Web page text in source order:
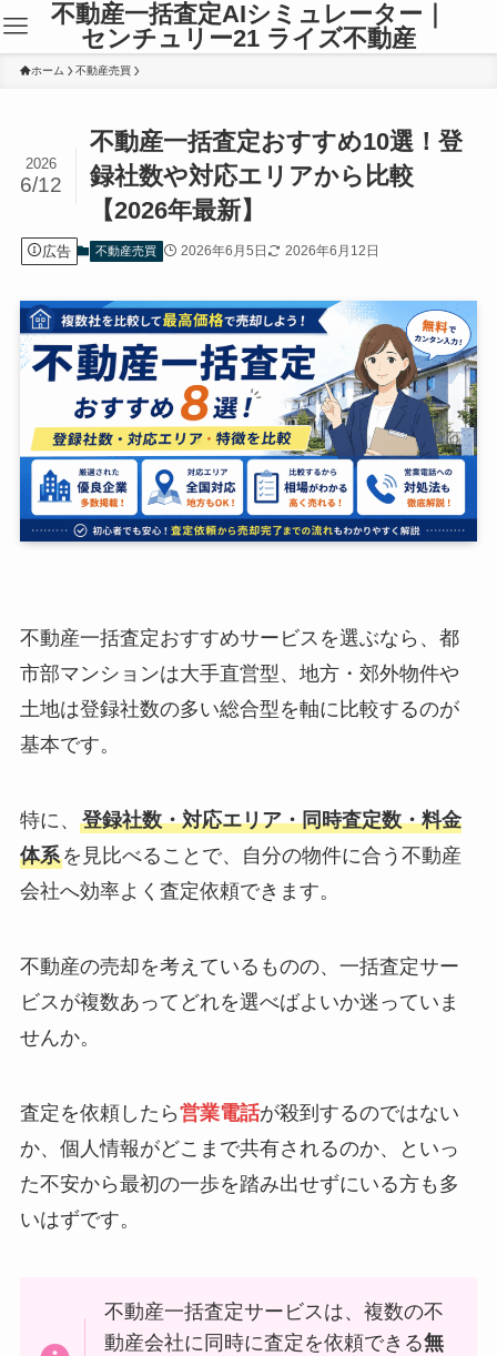
不動産一括査定AIシミュレーター｜
センチュリー21 ライズ不動産
ホーム 不動産売買
不動産一括査定おすすめ10選！登
録社数や対応エリアから比較
【2026年最新】
2026
6/12
広告 不動産売買 2026年6月5日 2026年6月12日
不動産一括査定おすすめサービスを選ぶなら、都
市部マンションは大手直営型、地方・郊外物件や
土地は登録社数の多い総合型を軸に比較するのが
基本です。
特に、 登録社数・対応エリア・同時査定数・料金
体系を見比べることで、自分の物件に合う不動産
会社へ効率よく査定依頼できます。
不動産の売却を考えているものの、一括査定サー
ビスが複数あってどれを選べばよいか迷っていま
せんか。
査定を依頼したら営業電話が殺到するのではない
か、個人情報がどこまで共有されるのか、といっ
た不安から最初の一歩を踏み出せずにいる方も多
いはずです。
不動産一括査定サービスは、複数の不
動産会社に同時に査定を依頼できる無